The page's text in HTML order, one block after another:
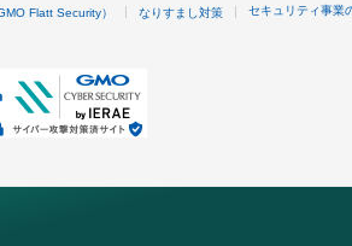
Flatt Security） なりすまし対策 セキュリティ事業